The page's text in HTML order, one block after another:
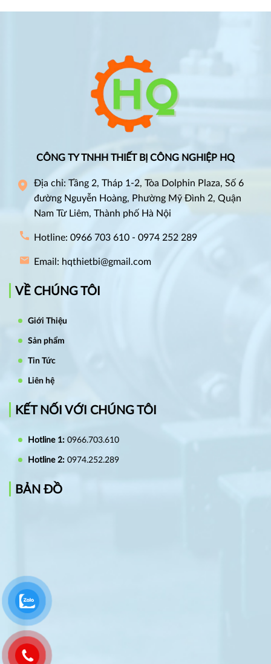
CÔNG TY TNHH THIẾT BỊ CÔNG NGHIỆP HQ
Địa chỉ: Tầng 2, Tháp 1-2, Tòa Dolphin Plaza, Số 6
đường Nguyễn Hoàng, Phường Mỹ Đình 2, Quận
Nam Từ Liêm, Thành phố Hà Nội
Hotline: 0966 703 610 - 0974 252 289
Email: hqthietbi@gmail.com
VỀ CHÚNG TÔI
Giới Thiệu
Sản phẩm
Tin Tức
Liên hệ
KẾT NỐI VỚI CHÚNG TÔI
Hotline 1: 0966.703.610
Hotline 2: 0974.252.289
BẢN ĐỒ